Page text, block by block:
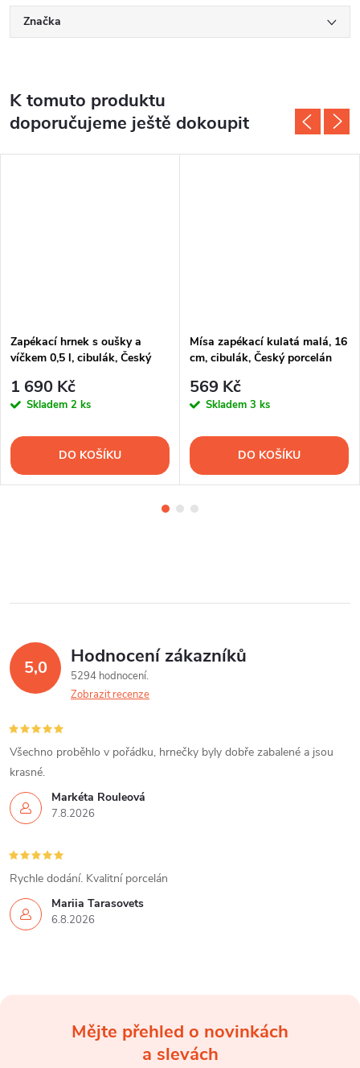
Značka
K tomuto produktu
doporučujeme ještě dokoupit
Zapékací hrnek s oušky a
víčkem 0,5 l, cibulák, Český
1 690 Kč
Skladem 2 ks
DO KOŠÍKU
Mísa zapékací kulatá malá, 16
cm, cibulák, Český porcelán
569 Kč
Skladem 3 ks
DO KOŠÍKU
5,0 Hodnocení zákazníků
5294 hodnocení
Zobrazit recenze
Markéta Rouleová
7.8.2026
Všechno proběhlo v pořádku, hrnečky byly dobře zabalené a jsou
krasné.
Mariia Tarasovets
6.8.2026
Rychle dodání. Kvalitní porcelán
Mějte přehled o novinkách
a slevách